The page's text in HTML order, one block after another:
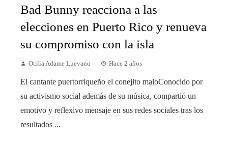
Bad Bunny reacciona a las
elecciones en Puerto Rico y renueva
su compromiso con la isla
Otilia Adame Luevano Hace 2 años
El cantante puertorriqueño el conejito maloConocido por
su activismo social además de su música, compartió un
emotivo y reflexivo mensaje en sus redes sociales tras los
resultados ...